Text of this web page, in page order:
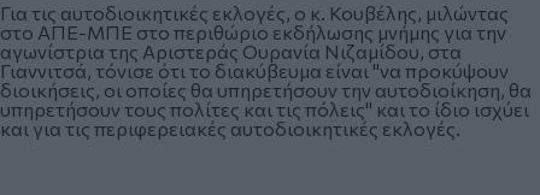
Για τις αυτοδιοικητικές εκλογές, ο κ. Κουβέλης, μιλώντας
στο ΑΠΕ-ΜΠΕ στο περιθώριο εκδήλωσης μνήμης για την
αγωνίστρια της Αριστεράς Ουρανία Νιζαμίδου, στα
Γιαννιτσά, τόνισε ότι το διακύβευμα είναι "να προκύψουν
διοικήσεις, οι οποίες θα υπηρετήσουν την αυτοδιοίκηση, θα
υπηρετήσουν τους πολίτες και τις πόλεις" και το ίδιο ισχύει
και για τις περιφερειακές αυτοδιοικητικές εκλογές.